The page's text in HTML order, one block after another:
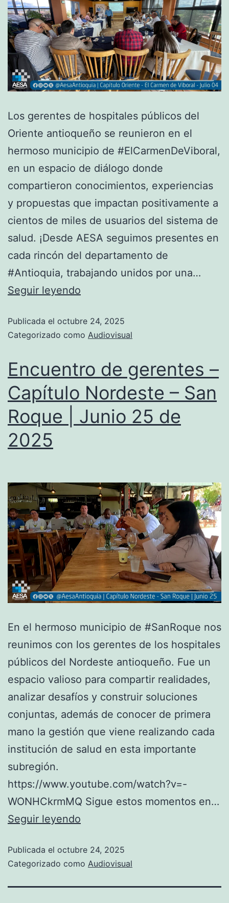
Los gerentes de hospitales públicos del
Oriente antioqueño se reunieron en el
hermoso municipio de #ElCarmenDeViboral,
en un espacio de diálogo donde
compartieron conocimientos, experiencias
y propuestas que impactan positivamente a
cientos de miles de usuarios del sistema de
salud. ¡Desde AESA seguimos presentes en
cada rincón del departamento de
#Antioquia, trabajando unidos por una…
Seguir leyendo
Publicada el octubre 24, 2025
Categorizado como Audiovisual
Encuentro de gerentes –
Capítulo Nordeste – San
Roque | Junio 25 de
2025
En el hermoso municipio de #SanRoque nos
reunimos con los gerentes de los hospitales
públicos del Nordeste antioqueño. Fue un
espacio valioso para compartir realidades,
analizar desafíos y construir soluciones
conjuntas, además de conocer de primera
mano la gestión que viene realizando cada
institución de salud en esta importante
subregión.
https://www.youtube.com/watch?v=-
WONHCkrmMQ Sigue estos momentos en…
Seguir leyendo
Publicada el octubre 24, 2025
Categorizado como Audiovisual